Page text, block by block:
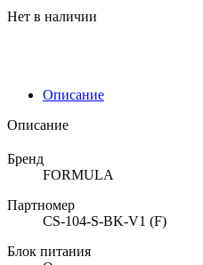
Нет в наличии
Описание
Описание
Бренд
FORMULA
Партномер
CS-104-S-BK-V1 (F)
Блок питания